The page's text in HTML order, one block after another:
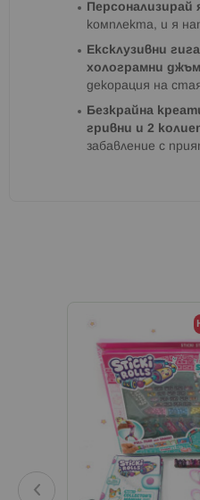
Персонализирай
комплекта, и я
Ексклузивни
холограмни
декорация на
Безкрайна
гривни и 2
забавление с